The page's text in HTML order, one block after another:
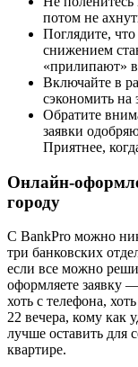
потом не
Поглядите,
снижением
«прилипают»
Включайте в
сэкономить на
Обратите
заявки
Приятнее,
Онлайн-
городу
С BankPro можно
три банковских
если все можно
оформляете заявку
хоть с телефона,
22 вечера, кому как
лучше оставить для
квартире.